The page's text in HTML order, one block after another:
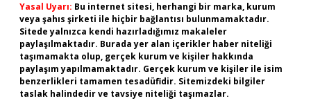
Yasal Uyarı: Bu internet sitesi, herhangi bir marka, kurum
veya şahıs şirketi ile hiçbir bağlantısı bulunmamaktadır.
Sitede yalnızca kendi hazırladığımız makaleler
paylaşılmaktadır. Burada yer alan içerikler haber niteliği
taşımamakta olup, gerçek kurum ve kişiler hakkında
paylaşım yapılmamaktadır. Gerçek kurum ve kişiler ile isim
benzerlikleri tamamen tesadüfidir. Sitemizdeki bilgiler
taslak halindedir ve tavsiye niteliği taşımazlar.